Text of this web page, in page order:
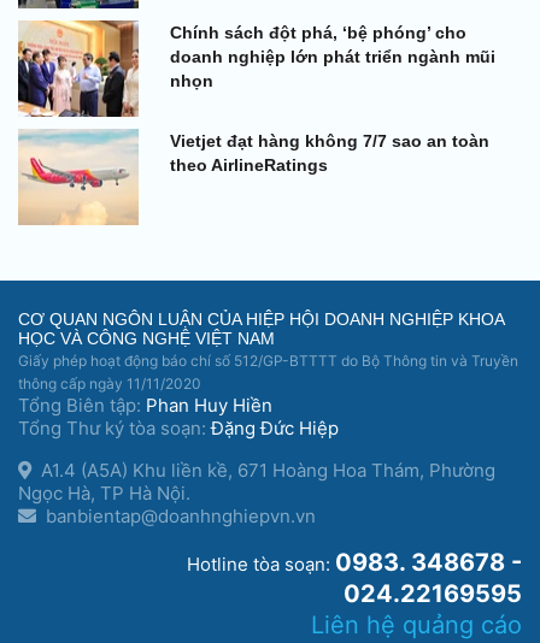
Chính sách đột phá, ‘bệ phóng’ cho
doanh nghiệp lớn phát triển ngành mũi
nhọn
Vietjet đạt hàng không 7/7 sao an toàn
theo AirlineRatings
CƠ QUAN NGÔN LUẬN CỦA HIỆP HỘI DOANH NGHIỆP KHOA
HỌC VÀ CÔNG NGHỆ VIỆT NAM
Giấy phép hoạt động báo chí số 512/GP-BTTTT do Bộ Thông tin và Truyền
thông cấp ngày 11/11/2020
Tổng Biên tập: Phan Huy Hiền
Tổng Thư ký tòa soạn:Đặng Đức Hiệp
A1.4 (A5A) Khu liền kề, 671 Hoàng Hoa Thám, Phường
Ngọc Hà, TP Hà Nội.
banbientap@doanhnghiepvn.vn
Hotline tòa soạn: 0983. 348678 -
024.22169595
Liên hệ quảng cáo